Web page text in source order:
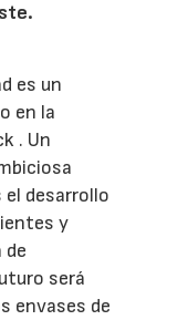
es un
en la
. Un
desarrollo
y
de
será
envases de